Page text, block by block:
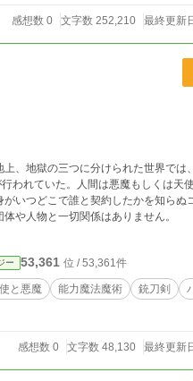
感想数 0 文字数 252,210 最終更新
われていた。人間は悪魔もしくは天
いつどこで誰と契約したかを知らぬ
在の団体や人物と一切関係はありません。
ー 53,361 位 / 53,361件
と悪魔 能力魔法魔術 銃刀剣
感想数 0 文字数 48,130 最終更新